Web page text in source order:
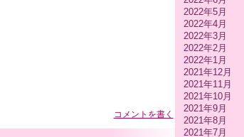
2022年5月
2022年4月
2022年3月
2022年2月
2022年1月
2021年12月
2021年11月
2021年10月
2021年9月
2021年8月
2021年7月
コメントを書く